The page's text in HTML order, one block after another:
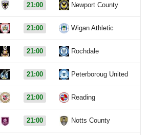
21:00 Newport County
21:00 Wigan Athletic
21:00 Rochdale
21:00 Peterboroug United
21:00 Reading
21:00 Notts County